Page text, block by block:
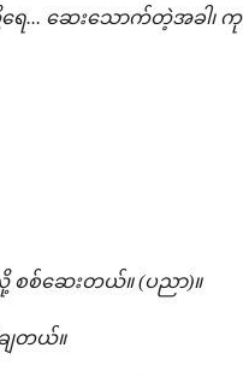
... ဆေးသောက်တဲ့အခါ၊ ကု
စစ်ဆေးတယ်။ (ပညာ)။
ချတယ်။